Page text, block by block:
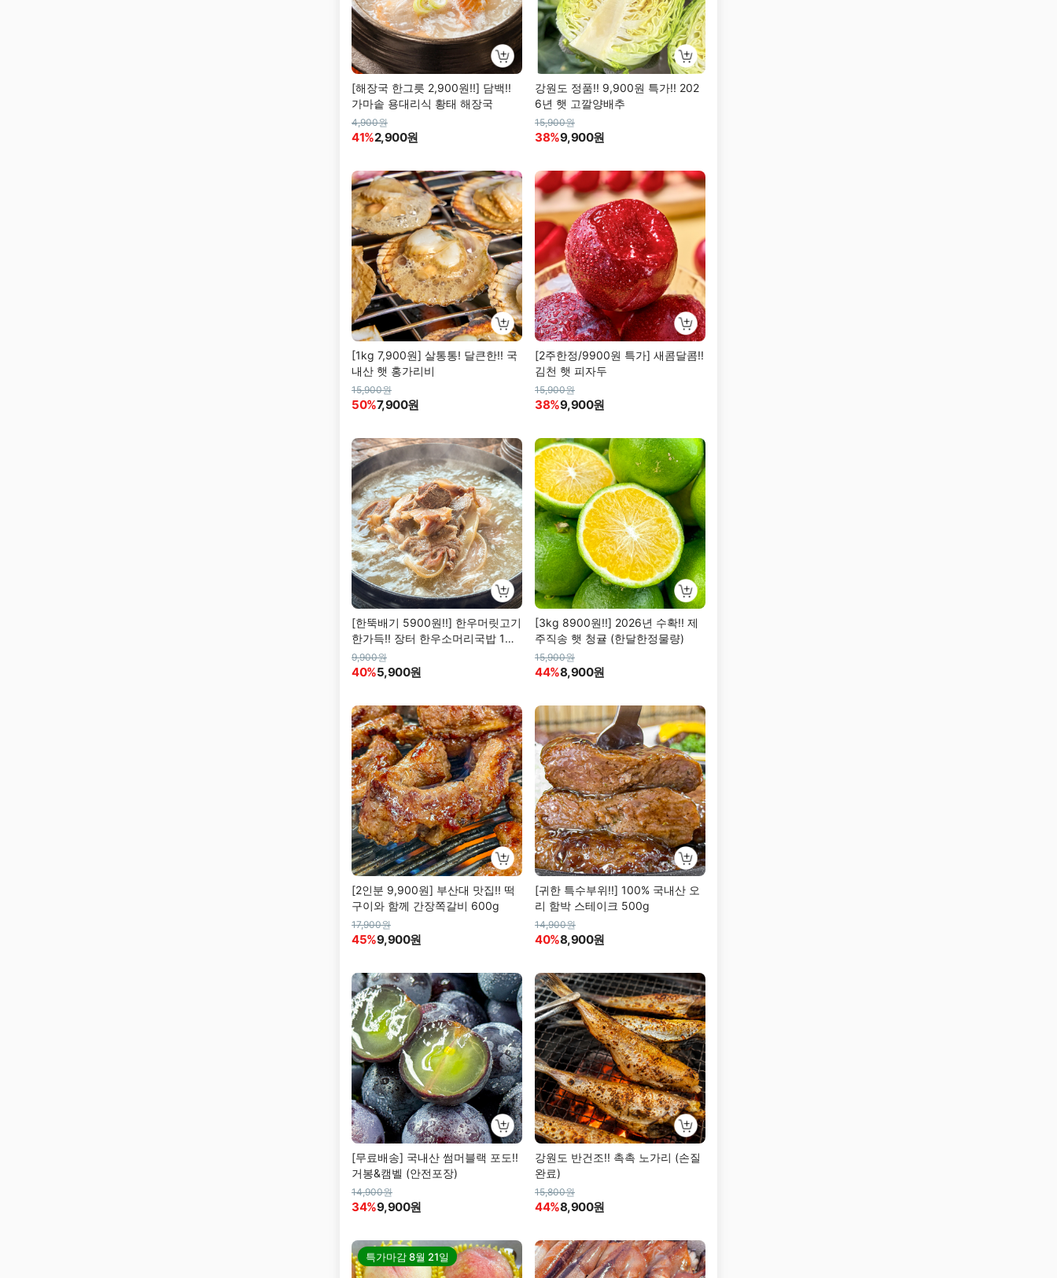
[해장국 한그릇 2,900원!!] 담백!!
가마솥 용대리식 황태 해장국
4,900원
41%2,900원
강원도 정품!! 9,900원 특가!! 202
6년 햇 고깔양배추
15,900원
38%9,900원
[1kg 7,900원] 살통통! 달큰한!! 국
내산 햇 홍가리비
15,900원
50%7,900원
[2주한정/9900원 특가] 새콤달콤!!
김천 햇 피자두
15,900원
38%9,900원
[한뚝배기 5900원!!] 한우머릿고기
한가득!! 장터 한우소머리국밥 1인
분 (600g)
9,900원
40%5,900원
[3kg 8900원!!] 2026년 수확!! 제
주직송 햇 청귤 (한달한정물량)
15,900원
44%8,900원
[2인분 9,900원] 부산대 맛집!! 떡
구이와 함께 간장쪽갈비 600g
17,900원
45%9,900원
[귀한 특수부위!!] 100% 국내산 오
리 함박 스테이크 500g
14,900원
40%8,900원
[무료배송] 국내산 썸머블랙 포도!!
거봉&캠벨 (안전포장)
14,900원
34%9,900원
강원도 반건조!! 촉촉 노가리 (손질
완료)
15,800원
44%8,900원
특가마감8월 21일